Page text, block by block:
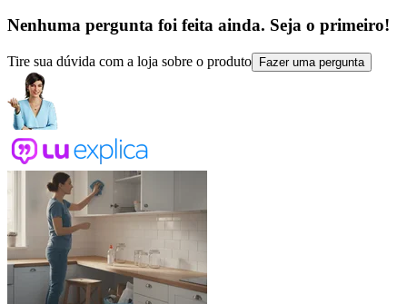
Nenhuma pergunta foi feita ainda. Seja o primeiro!
Tire sua dúvida com a loja sobre o produto Fazer uma pergunta